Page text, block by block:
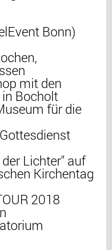
Bonn)
mit den
Bocholt
für die
Lichter" auf
Kirchentag
2018